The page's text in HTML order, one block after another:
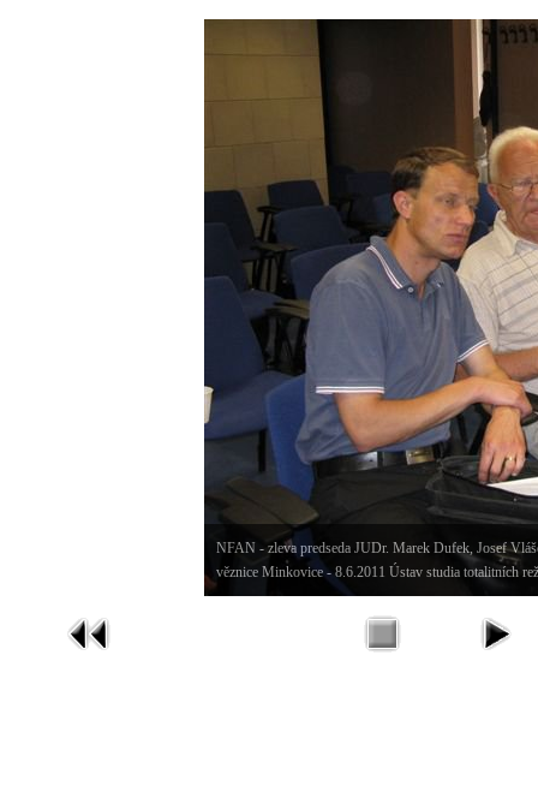
NFAN - zleva predseda JUDr. Marek Dufek, Josef
věznice Minkovice - 8.6.2011 Ústav studia totalitních